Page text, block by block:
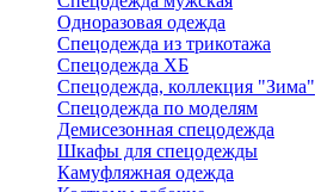
Одноразовая одежда
Спецодежда из трикотажа
Спецодежда ХБ
Спецодежда, коллекция "Зима"
Спецодежда по моделям
Демисезонная спецодежда
Шкафы для спецодежды
Камуфляжная одежда